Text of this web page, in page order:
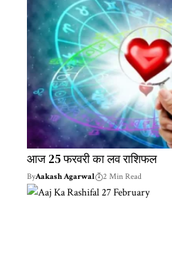
आज 25 फरवरी का लव राशिफल
ByAakash Agarwal 2 Min Read